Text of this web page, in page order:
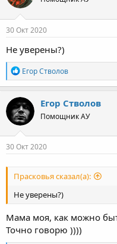
30 Окт 2020
Не уверены?)
Р
е
а
к
ц
и
и
:
Егор Стволов
Егор Стволов
Помощник АУ
30 Окт 2020
Прасковья сказал(а):
Не уверены?)
Мама моя, как можно
Точно говорю ))))